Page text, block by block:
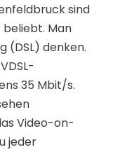
sind
beliebt. Man
(DSL) denken.
35 Mbit/s.
Video-on-
jeder